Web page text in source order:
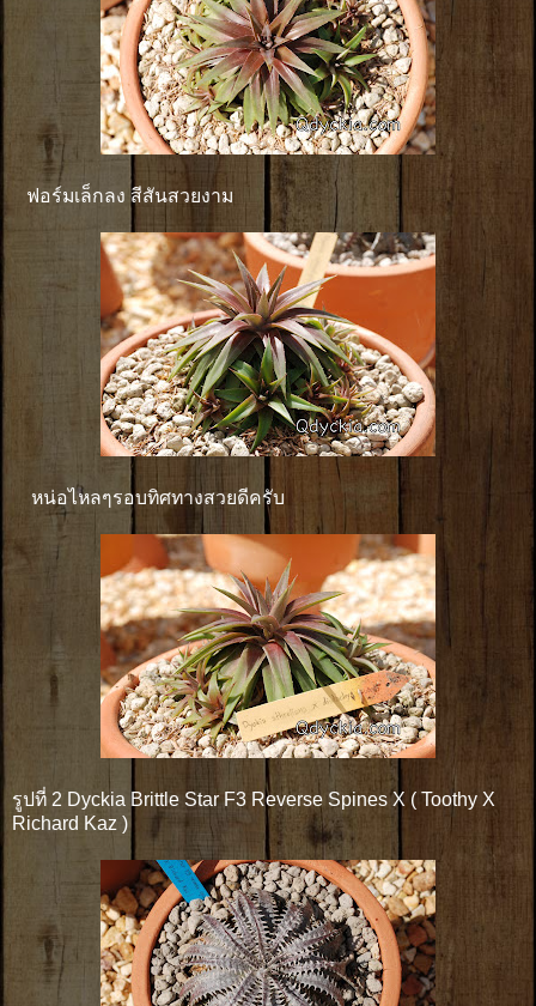
ฟอร์มเล็กลง สีสันสวยงาม
หน่อไหลๆรอบทิศทางสวยดีครับ
รูปที่ 2 Dyckia Brittle Star F3 Reverse Spines X ( Toothy X
Richard Kaz )